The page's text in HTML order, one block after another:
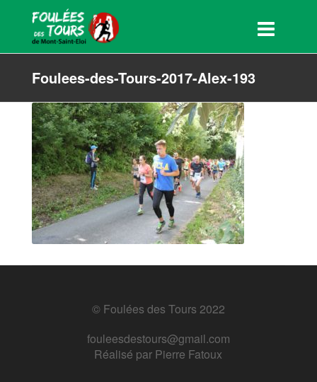
Foulees-des-Tours-2017-Alex-193
© Foulées des Tours 2022
fouleesdestours@gmail.com
Réalisé par Pierre Fatoux